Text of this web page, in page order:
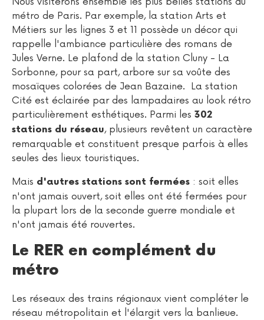
métro de Paris. Par exemple, la station Arts et
Métiers sur les lignes 3 et 11 possède un décor qui
rappelle l'ambiance particulière des romans de
Jules Verne. Le plafond de la station Cluny - La
Sorbonne, pour sa part, arbore sur sa voûte des
mosaïques colorées de Jean Bazaine. La station
Cité est éclairée par des lampadaires au look rétro
particulièrement esthétiques. Parmi les 302
stations du réseau, plusieurs revêtent un caractère
remarquable et constituent presque parfois à elles
seules des lieux touristiques.
Mais d'autres stations sont fermées : soit elles
n'ont jamais ouvert, soit elles ont été fermées pour
la plupart lors de la seconde guerre mondiale et
n'ont jamais été rouvertes.
Le RER en complément du
métro
Les réseaux des trains régionaux vient compléter le
réseau métropolitain et l'élargit vers la banlieue.